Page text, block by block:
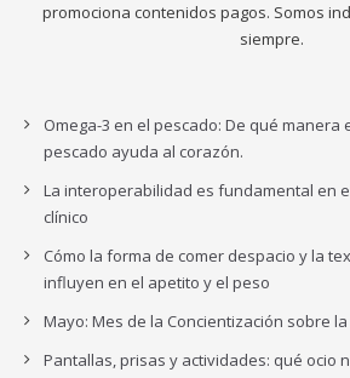
promociona contenidos pagos. Somos
siempre.
Omega-3 en el pescado: De qué manera
pescado ayuda al corazón.
La interoperabilidad es fundamental en
clínico
Cómo la forma de comer despacio y la
influyen en el apetito y el peso
Mayo: Mes de la Concientización sobre
Pantallas, prisas y actividades: qué ocio